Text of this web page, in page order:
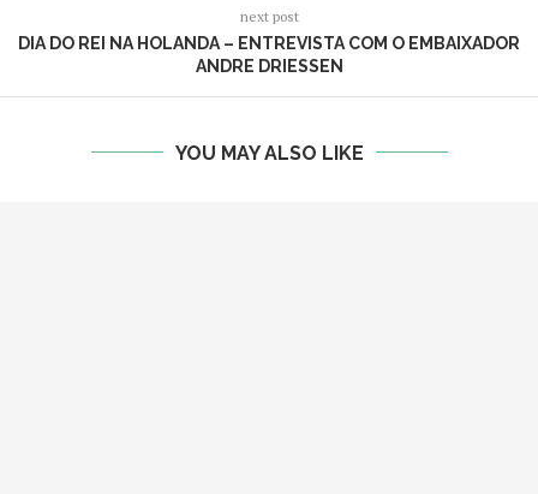
next post
DIA DO REI NA HOLANDA – ENTREVISTA COM O EMBAIXADOR
ANDRE DRIESSEN
YOU MAY ALSO LIKE